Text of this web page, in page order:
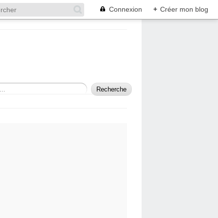
Connexion + Créer mon blog